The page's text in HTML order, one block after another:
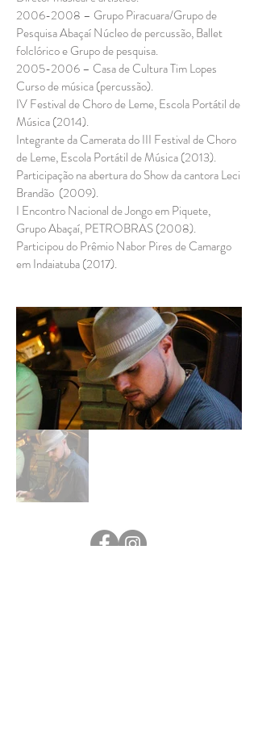
2006-2008 – Grupo Piracuara/Grupo de
Pesquisa Abaçaí Núcleo de percussão, Ballet
folclórico e Grupo de pesquisa.
2005-2006– Casa de Cultura Tim Lopes
Curso de música (percussão).
IV Festival de Choro de Leme, Escola Portátil de
Música (2014).
Integrante da Camerata do III Festival de Choro
de Leme, Escola Portátil de Música (2013).
Participação na abertura do Show da cantora Leci
Brandão (2009).
I Encontro Nacional de Jongo em Piquete,
Grupo Abaçaí, PETROBRAS (2008).
Participou do Prêmio Nabor Pires de Camargo
em Indaiatuba (2017).